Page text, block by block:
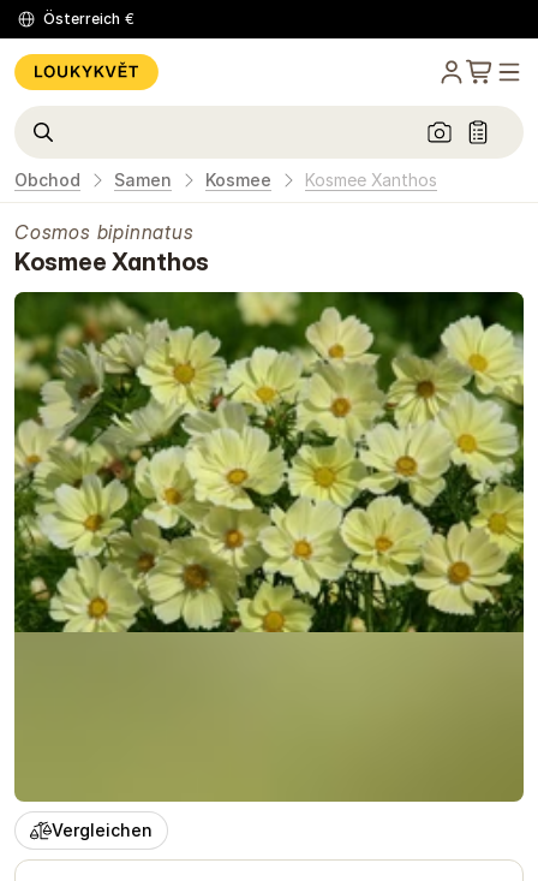
Österreich €
Obchod Samen Kosmee Kosmee Xanthos
Cosmos bipinnatus
Kosmee Xanthos
Vergleichen